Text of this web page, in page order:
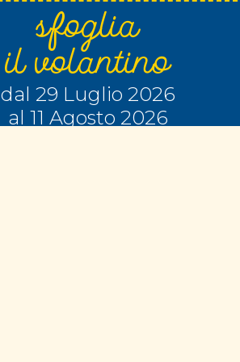
sfoglia
il volantino
dal 29 Luglio 2026
al 11 Agosto 2026